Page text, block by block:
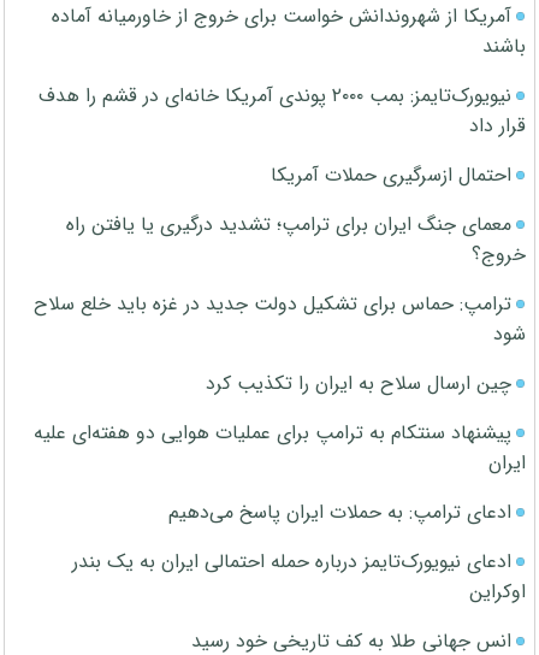
آمریکا از شهروندانش خواست برای خروج از خاورمیانه آماده
باشند
نیویورک‌تایمز: بمب ۲۰۰۰ پوندی آمریکا خانه‌ای در قشم را هدف
قرار داد
احتمال ازسرگیری حملات آمریکا
معمای جنگ ایران برای ترامپ؛ تشدید درگیری یا یافتن راه
خروج؟
ترامپ: حماس برای تشکیل دولت جدید در غزه باید خلع سلاح
شود
چین ارسال سلاح به ایران را تکذیب کرد
پیشنهاد سنتکام به ترامپ برای عملیات هوایی دو هفته‌ای علیه
ایران
ادعای ترامپ: به حملات ایران پاسخ می‌دهیم
ادعای نیویورک‌تایمز درباره حمله احتمالی ایران به یک بندر
اوکراین
انس جهانی طلا به کف تاریخی خود رسید